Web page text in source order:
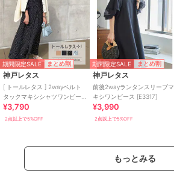
期間限定SALE まとめ割
神戸レタス
[ トールレタス ] 2wayベルト
タックマキシシャツワンピー
ス [E3247]
¥3,790
2点以上で5%OFF
期間限定SALE まとめ割
神戸レタス
前後2wayランタンスリーブマ
キシワンピース [E3317]
¥3,990
2点以上で5%OFF
もっとみる